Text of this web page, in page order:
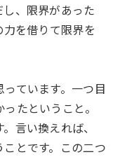
、限界があった
を借りて限界を
ています。一つ目
たということ。
言い換えれば、
とです。この二つ